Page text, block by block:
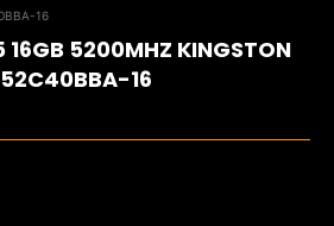
16
16GB 5200MHZ KINGSTON
16